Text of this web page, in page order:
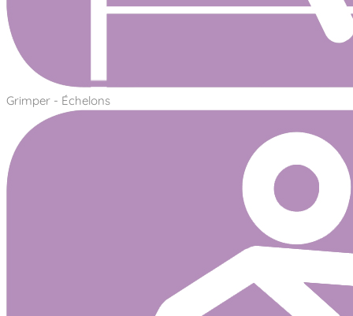
Grimper - Échelons